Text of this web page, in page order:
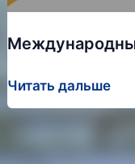
Международный
день
Читать дальше